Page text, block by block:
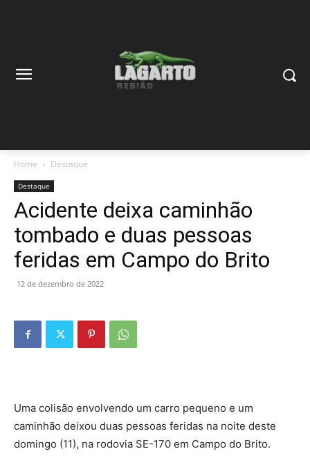
Home Destaque
Destaque
Acidente deixa caminhão
tombado e duas pessoas
feridas em Campo do Brito
12 de dezembro de 2022
Uma colisão envolvendo um carro pequeno e um
caminhão deixou duas pessoas feridas na noite deste
domingo (11), na rodovia SE-170 em Campo do Brito.